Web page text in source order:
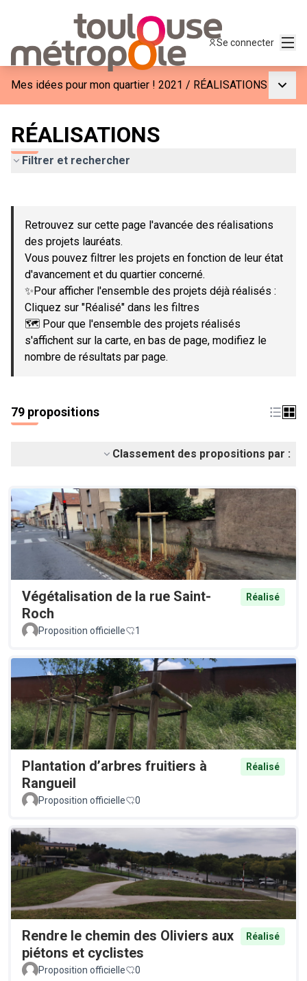
Se connecter
Mes idées pour mon quartier ! 2021 / RÉALISATIONS
RÉALISATIONS
Filtrer et rechercher
−
Retrouvez sur cette page l'avancée des réalisations
des projets lauréats.
Vous pouvez filtrer les projets en fonction de leur état
d'avancement et du quartier concerné.
✨Pour afficher l'ensemble des projets déjà réalisés :
Cliquez sur "Réalisé" dans les filtres
🗺️ Pour que l'ensemble des projets réalisés
s'affichent sur la carte, en bas de page, modifiez le
nombre de résultats par page.
79 propositions
Classement des propositions par :
Végétalisation de la rue Saint-
Roch
Réalisé
Proposition officielle 1
Plantation d’arbres fruitiers à
Rangueil
Réalisé
Proposition officielle 0
Rendre le chemin des Oliviers aux
piétons et cyclistes
Réalisé
Proposition officielle 0